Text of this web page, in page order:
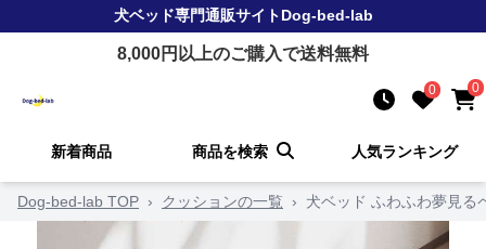
犬ベッド専門通販サイトDog-bed-lab
8,000円以上のご購入で送料無料
0 0
新着商品 商品を検索 人気ランキング
Dog-bed-lab TOP › クッションの一覧 › 犬ベッド ふわふわ夢見る